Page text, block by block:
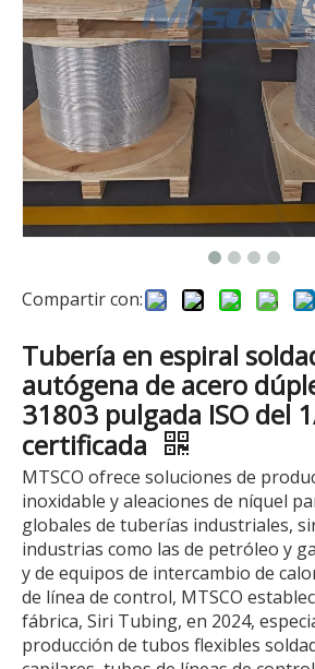
Compartir con:
Tubería en espiral
autógena de acero
31803 pulgada ISO del
certificada
MTSCO ofrece soluciones de
inoxidable y aleaciones de níquel
globales de tuberías industriales,
industrias como las de petróleo y
y de equipos de intercambio de
de línea de control, MTSCO
fábrica, Siri Tubing, en 2024,
producción de tubos flexibles